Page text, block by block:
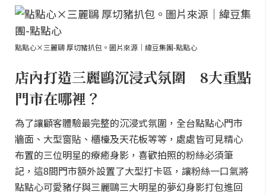
點點心×三麗鷗 厚切豬扒包。圖片來源｜緯豆集團-點點心
店內打造三麗鷗沉浸式氛圍 8大重點
門市在哪裡？
為了讓顧客體驗最完整的沉浸式氛圍，全台點點心門市
牆面、大型窗貼、櫃檯及天花板等等，處處皆可見精心
布置的三位明星的療癒身影，喜歡拍照的粉絲必須筆
記，這8間門市額外設置了大型打卡區，讓粉絲一口氣將
點點心可愛豬仔與三麗鷗三大明星的夢幻身影打包進回